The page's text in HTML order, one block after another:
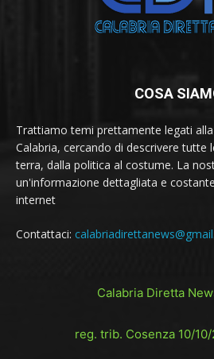
COSA
Trattiamo temi prettamente legati
Calabria, cercando di descrivere tutte
terra, dalla politica al costume. La
un'informazione dettagliata e
internet
Contattaci:
Calabria Diretta
reg. trib. Cosenza 10/10/